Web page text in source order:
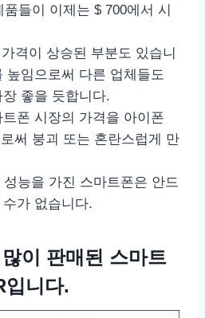
들이 이제는 $ 700에서 시
격이 상승된 부분도 있습니
높임으로써 다른 업체들도
좋을 듯합니다.
폰 시장의 가격을 아이폰
써 붕괴 또는 혼란스럽게 만
능을 가진 스마트폰은 안드
가 없습니다.
이 판매된 스마트
입니다.